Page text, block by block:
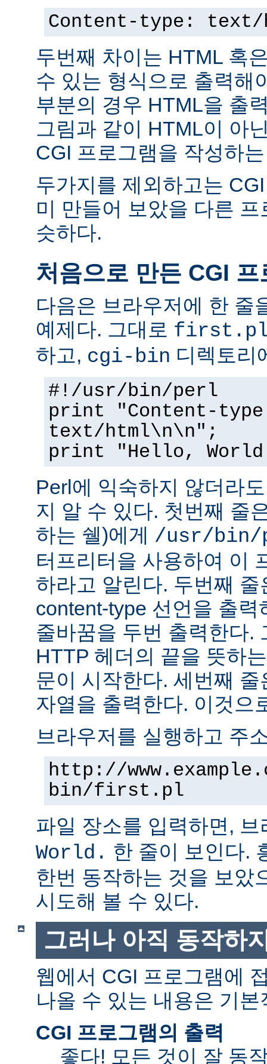
Content-type: text/
두번째 차이는 HTML 혹
수 있는 형식으로 출력해
부분의 경우 HTML을 출
그림과 같이 HTML이 아
CGI 프로그램을 작성하
두가지를 제외하고는
미 만들어 보았을 다른
슷하다.
처음으로 만든 CGI 프
다음은 브라우저에 한 줄
예제다. 그대로
하고, cgi-bin 디렉토리
#!/usr/bin/perl
print "Content-
text/html\n\n";
print "Hello,
Perl에 익숙하지 않더라
지 알 수 있다. 첫번째 줄
하는 쉘)에게 /usr/bin/
터프리터을 사용하여 이
하라고 알린다. 두번째 줄
content-type 선언을 출
줄바꿈을 두번 출력한다.
HTTP 헤더의 끝을 뜻하
문이 시작한다. 세번째
자열을 출력한다. 이것으
브라우저를 실행하고 주
http://
bin/first.pl
파일 장소를 입력하면,
World. 한 줄이 보인다.
한번 동작하는 것을 보았
시도해 볼 수 있다.
그러나 아직 동작하
웹에서 CGI 프로그램에
나올 수 있는 내용은 기
CGI 프로그램의 출력
좋다! 모든 것이 잘 동